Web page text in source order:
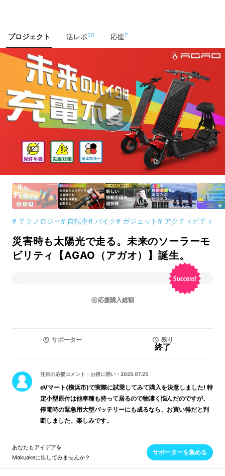
プロジェクト 活レポ20 応援7
# テクノロジー# 自転車# バイク# ガジェット# アクティビティ
災害時も太陽光で走る。未来のソーラーモ
ビリティ【AGAO（アガオ）】誕生。
応援購入総額
サポーター 残り
終了
注目の応援コメント ・ お得に弱い ・ 2025.07.25
eVマート(横浜市)で実際に試乗してみて購入を決意しました! 特
定小型原付は他車種も持って居るので物凄く悩んだのですが、
停電時の緊急用大型バッテリーにも成るなら、お買い得だと判
断しました。楽しみです。
あなたもアイデアを
Makuakeに出してみませんか？
サポーターを集める